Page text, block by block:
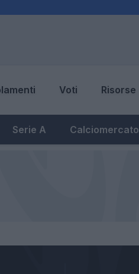
Voti Risorse
Serie A Calciomercato